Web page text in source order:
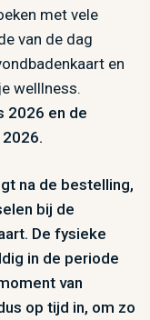
met vele
van de dag
en
welllness.
2026 en de
na de bestelling,
bij de
De fysieke
in de periode
van
op tijd in, om zo